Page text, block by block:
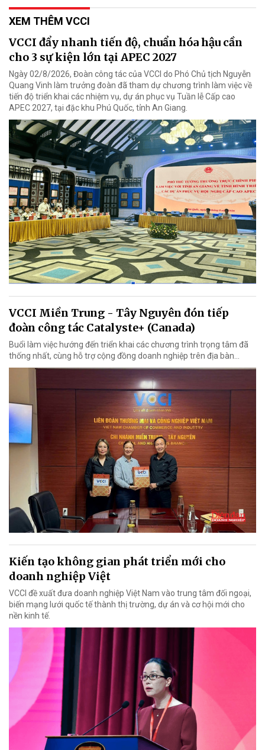
XEM THÊM VCCI
VCCI đẩy nhanh tiến độ, chuẩn hóa hậu cần
cho 3 sự kiện lớn tại APEC 2027
Ngày 02/8/2026, Đoàn công tác của VCCI do Phó Chủ tịch Nguyễn
Quang Vinh làm trưởng đoàn đã tham dự chương trình làm việc về
tiến độ triển khai các nhiệm vụ, dự án phục vụ Tuần lễ Cấp cao
APEC 2027, tại đặc khu Phú Quốc, tỉnh An Giang.
VCCI Miền Trung - Tây Nguyên đón tiếp
đoàn công tác Catalyste+ (Canada)
Buổi làm việc hướng đến triển khai các chương trình trọng tâm đã
thống nhất, cùng hỗ trợ cộng đồng doanh nghiệp trên địa bàn...
Kiến tạo không gian phát triển mới cho
doanh nghiệp Việt
VCCI đề xuất đưa doanh nghiệp Việt Nam vào trung tâm đối ngoại,
biến mạng lưới quốc tế thành thị trường, dự án và cơ hội mới cho
nền kinh tế.